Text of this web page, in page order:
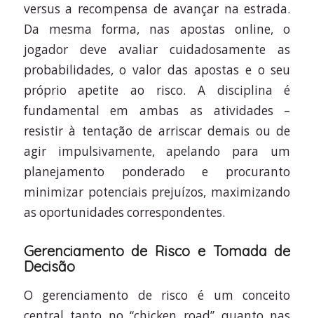
versus a recompensa de avançar na estrada.
Da mesma forma, nas apostas online, o
jogador deve avaliar cuidadosamente as
probabilidades, o valor das apostas e o seu
próprio apetite ao risco. A disciplina é
fundamental em ambas as atividades –
resistir à tentação de arriscar demais ou de
agir impulsivamente, apelando para um
planejamento ponderado e procuranto
minimizar potenciais prejuízos, maximizando
as oportunidades correspondentes.
Gerenciamento de Risco e Tomada de
Decisão
O gerenciamento de risco é um conceito